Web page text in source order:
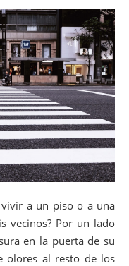
a un piso o a una
vecinos? Por un lado
en la puerta de su
olores al resto de los